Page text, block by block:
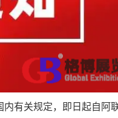
有关规定，即日起自阿